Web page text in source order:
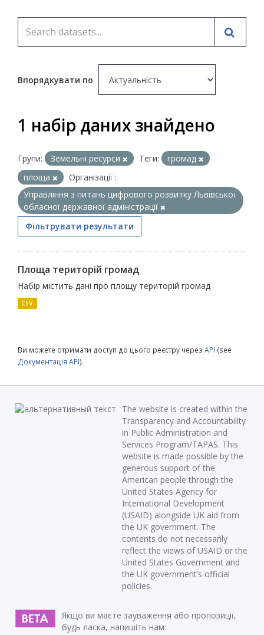
Впорядкувати по
1 набір даних знайдено
Групи: Земельні ресурси Теги:
громад
площа
Організації :
Управління з питань цифрового розвитку Львівської
обласної державної адміністрації
Фільтрувати результати
Площа територій громад
Набір містить дані про площу територій громад
CSV
Ви можете отримати доступ до цього реєстру через API (see
Документація API).
The website is created within the
Transparency and Accountability
in Public Administration and
Services Program/TAPAS. This
website is made possible by the
generous support of the
American people through the
United States Agency for
International Development
(USAID) alongside UK aid from
the UK government. The
contents do not necessarily
reflect the views of USAID or the
United States Government and
the UK government’s official
policies.
Якщо ви маєте зауваження або пропозиції,
будь ласка, напишіть нам: